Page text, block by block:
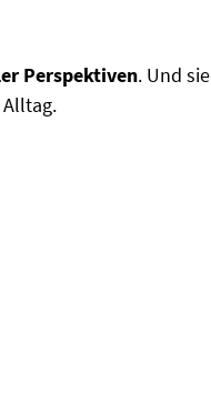
Perspektiven. Und sie